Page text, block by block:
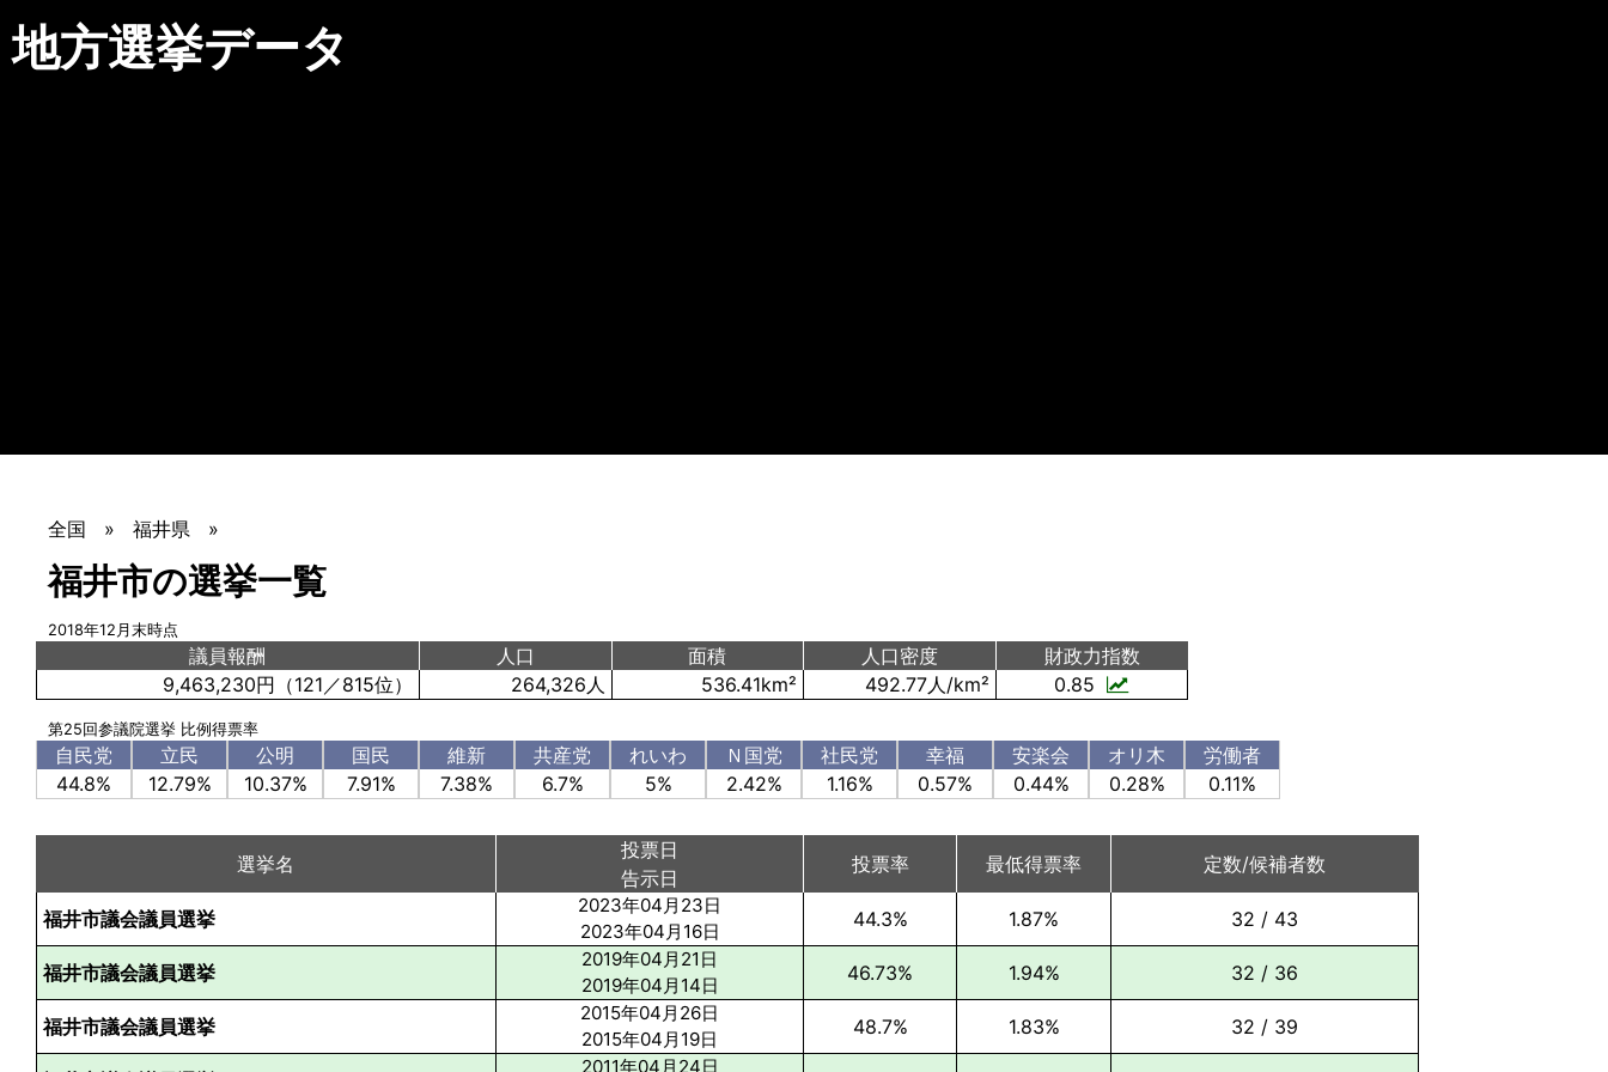
地方選挙データ
全国 福井県
福井市の選挙一覧
2018年12月末時点
議員報酬 人口 面積
人口密度
9,463,230円 （121／815位） 264,326人 536.41km² 492.77人/km²
財政力指数
0.85
第25回参議院選挙 比例得票率
自民党
44.8%
立民
12.79%
公明
10.37%
国民
7.91%
維新
7.38%
共産党
6.7%
れいわ
5%
Ｎ国党
2.42%
社民党
1.16%
幸福
0.57%
安楽会
0.44%
オリ木
0.28%
労働者
0.11%
選挙名
投票日
告示日
投票率 最低得票率 定数/候補者数
福井市議会議員選挙
2023年04月23日
2023年04月16日
44.3% 1.87% 32 / 43
福井市議会議員選挙
2019年04月21日
2019年04月14日
46.73% 1.94% 32 / 36
福井市議会議員選挙
2015年04月26日
2015年04月19日
48.7% 1.83% 32 / 39
2011年04月24日